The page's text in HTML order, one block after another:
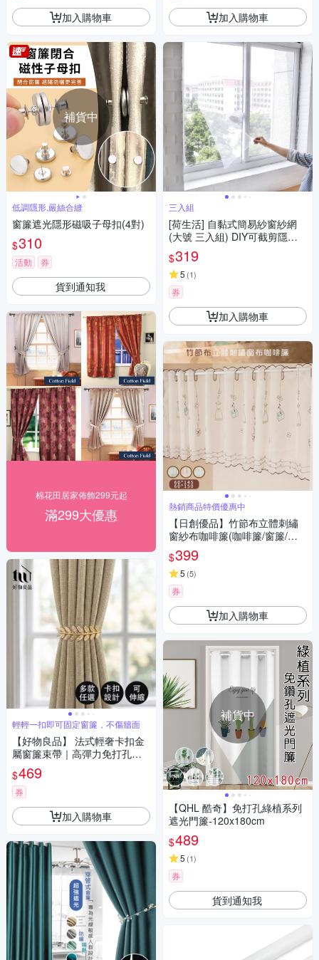
加入購物車
補貨中
低調隱形,嚴絲合縫
窗簾遮光隱形磁吸子母扣(4對)
$310
活動 券
貨到通知我
棉花田居家佈飾299元起
滿299大優惠
輕輕一扣即可固定窗簾，不傷牆面
【好物良品】 法式輕奢卡扣金
屬窗簾束帶｜高彈力免打孔綁
帶 居家軟裝美學
$469
券
加入購物車
加入購物車
三入組
[荷生活] 自黏式簡易紗窗紗網
(大號 三入組) DIY可截剪隱形
紗窗 附魔術貼
$319
5 (1)
券
加入購物車
熱銷商品特價優惠中
【日創優品】竹節布立體刺繡
窗紗布咖啡簾(咖啡簾/窗簾/短
簾/門簾/裝置窗戶短簾/紗簾)
$399
5 (5)
券
加入購物車
補貨中
【QHL 酷奇】免打孔綠植系列
遮光門簾-120x180cm
$489
5 (1)
券
貨到通知我